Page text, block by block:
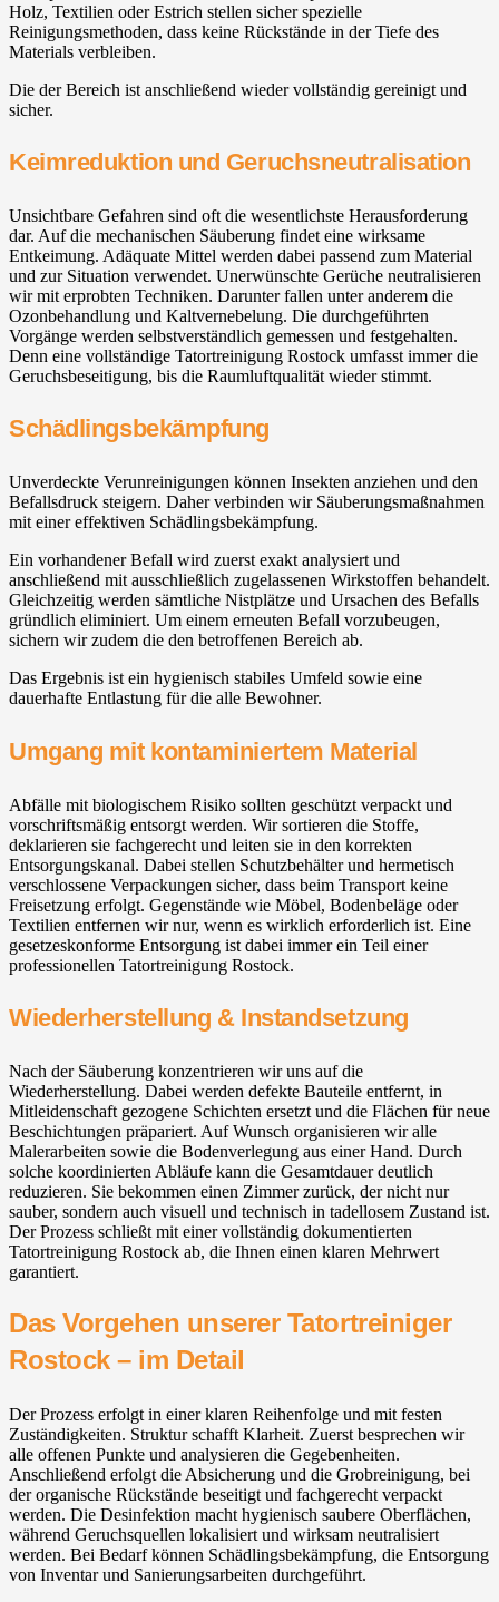
Holz, Textilien oder Estrich stellen sicher spezielle
Reinigungsmethoden, dass keine Rückstände in der Tiefe des
Materials verbleiben.
Die der Bereich ist anschließend wieder vollständig gereinigt und
sicher.
Keimreduktion und Geruchsneutralisation
Unsichtbare Gefahren sind oft die wesentlichste Herausforderung
dar. Auf die mechanischen Säuberung findet eine wirksame
Entkeimung. Adäquate Mittel werden dabei passend zum Material
und zur Situation verwendet. Unerwünschte Gerüche neutralisieren
wir mit erprobten Techniken. Darunter fallen unter anderem die
Ozonbehandlung und Kaltvernebelung. Die durchgeführten
Vorgänge werden selbstverständlich gemessen und festgehalten.
Denn eine vollständige Tatortreinigung Rostock umfasst immer die
Geruchsbeseitigung, bis die Raumluftqualität wieder stimmt.
Schädlingsbekämpfung
Unverdeckte Verunreinigungen können Insekten anziehen und den
Befallsdruck steigern. Daher verbinden wir Säuberungsmaßnahmen
mit einer effektiven Schädlingsbekämpfung.
Ein vorhandener Befall wird zuerst exakt analysiert und
anschließend mit ausschließlich zugelassenen Wirkstoffen behandelt.
Gleichzeitig werden sämtliche Nistplätze und Ursachen des Befalls
gründlich eliminiert. Um einem erneuten Befall vorzubeugen,
sichern wir zudem die den betroffenen Bereich ab.
Das Ergebnis ist ein hygienisch stabiles Umfeld sowie eine
dauerhafte Entlastung für die alle Bewohner.
Umgang mit kontaminiertem Material
Abfälle mit biologischem Risiko sollten geschützt verpackt und
vorschriftsmäßig entsorgt werden. Wir sortieren die Stoffe,
deklarieren sie fachgerecht und leiten sie in den korrekten
Entsorgungskanal. Dabei stellen Schutzbehälter und hermetisch
verschlossene Verpackungen sicher, dass beim Transport keine
Freisetzung erfolgt. Gegenstände wie Möbel, Bodenbeläge oder
Textilien entfernen wir nur, wenn es wirklich erforderlich ist. Eine
gesetzeskonforme Entsorgung ist dabei immer ein Teil einer
professionellen Tatortreinigung Rostock.
Wiederherstellung & Instandsetzung
Nach der Säuberung konzentrieren wir uns auf die
Wiederherstellung. Dabei werden defekte Bauteile entfernt, in
Mitleidenschaft gezogene Schichten ersetzt und die Flächen für neue
Beschichtungen präpariert. Auf Wunsch organisieren wir alle
Malerarbeiten sowie die Bodenverlegung aus einer Hand. Durch
solche koordinierten Abläufe kann die Gesamtdauer deutlich
reduzieren. Sie bekommen einen Zimmer zurück, der nicht nur
sauber, sondern auch visuell und technisch in tadellosem Zustand ist.
Der Prozess schließt mit einer vollständig dokumentierten
Tatortreinigung Rostock ab, die Ihnen einen klaren Mehrwert
garantiert.
Das Vorgehen unserer Tatortreiniger
Rostock – im Detail
Der Prozess erfolgt in einer klaren Reihenfolge und mit festen
Zuständigkeiten. Struktur schafft Klarheit. Zuerst besprechen wir
alle offenen Punkte und analysieren die Gegebenheiten.
Anschließend erfolgt die Absicherung und die Grobreinigung, bei
der organische Rückstände beseitigt und fachgerecht verpackt
werden. Die Desinfektion macht hygienisch saubere Oberflächen,
während Geruchsquellen lokalisiert und wirksam neutralisiert
werden. Bei Bedarf können Schädlingsbekämpfung, die Entsorgung
von Inventar und Sanierungsarbeiten durchgeführt.